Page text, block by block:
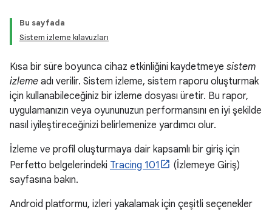
Bu sayfada
Sistem izleme kılavuzları
Kısa bir süre boyunca cihaz etkinliğini kaydetmeye sistem
izleme adı verilir. Sistem izleme, sistem raporu oluşturmak
için kullanabileceğiniz bir izleme dosyası üretir. Bu rapor,
uygulamanızın veya oyununuzun performansını en iyi şekilde
nasıl iyileştireceğinizi belirlemenize yardımcı olur.
İzleme ve profil oluşturmaya dair kapsamlı bir giriş için
Perfetto belgelerindeki Tracing 101
(İzlemeye Giriş)
sayfasına bakın.
Android platformu, izleri yakalamak için çeşitli seçenekler